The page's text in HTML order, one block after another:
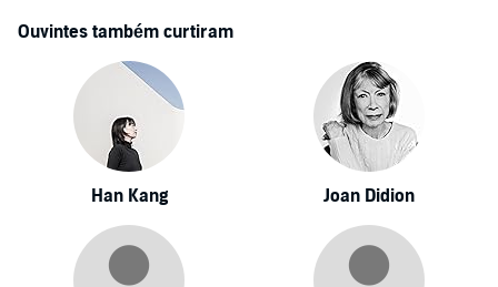
Ouvintes também curtiram
Han Kang Joan Didion